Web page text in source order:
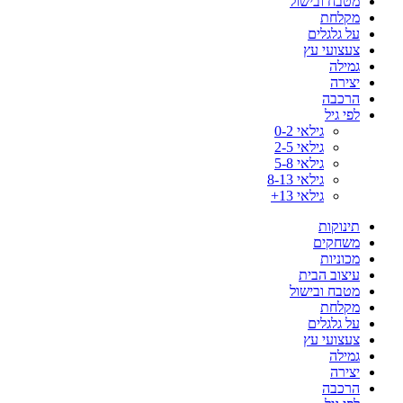
מקלחת
על גלגלים
צעצועי עץ
גמילה
יצירה
הרכבה
לפי גיל
גילאי 0-2
גילאי 2-5
גילאי 5-8
גילאי 8-13
גילאי 13+
תינוקות
משחקים
מכוניות
עיצוב הבית
מטבח ובישול
מקלחת
על גלגלים
צעצועי עץ
גמילה
יצירה
הרכבה